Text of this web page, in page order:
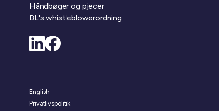
Håndbøger og pjecer
BL's whistleblowerordning
English
Privatlivspolitik